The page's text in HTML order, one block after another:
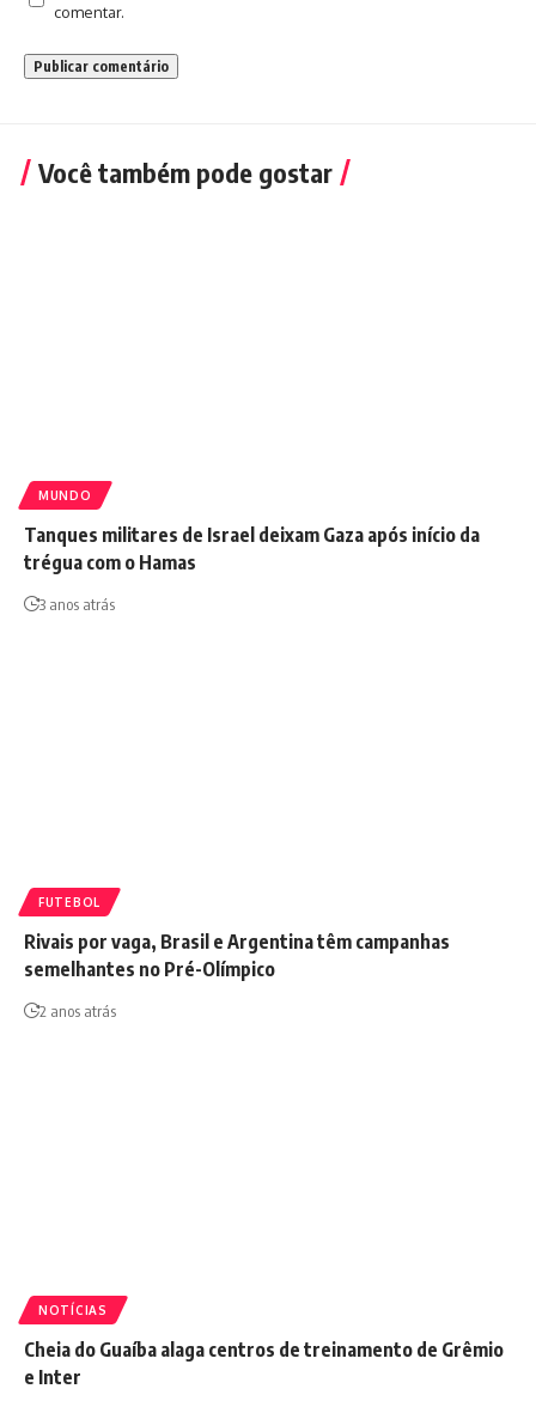
comentar.
Você também pode gostar
MUNDO
Tanques militares de Israel deixam Gaza após início da
trégua com o Hamas
3 anos atrás
FUTEBOL
Rivais por vaga, Brasil e Argentina têm campanhas
semelhantes no Pré-Olímpico
2 anos atrás
NOTÍCIAS
Cheia do Guaíba alaga centros de treinamento de Grêmio
e Inter